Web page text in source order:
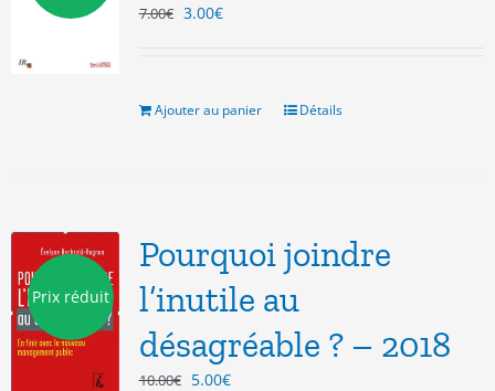
7.00€ Le
7.00€.
3.00€Le
3.00€.
Ajouter au panier Détails
Prix réduit
Pourquoi joindre
l’inutile au
désagréable ? – 2018
10.00€ Le
5.00€Le